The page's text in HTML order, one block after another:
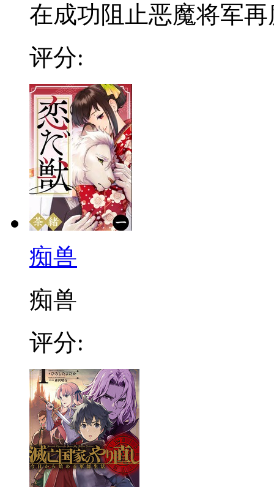
在成功阻止恶魔将军再
评分:
痴兽
痴兽
评分: